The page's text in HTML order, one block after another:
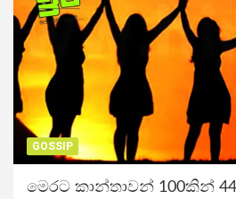
GOSSIP
මෙරට කාන්තාවන් 100කින්